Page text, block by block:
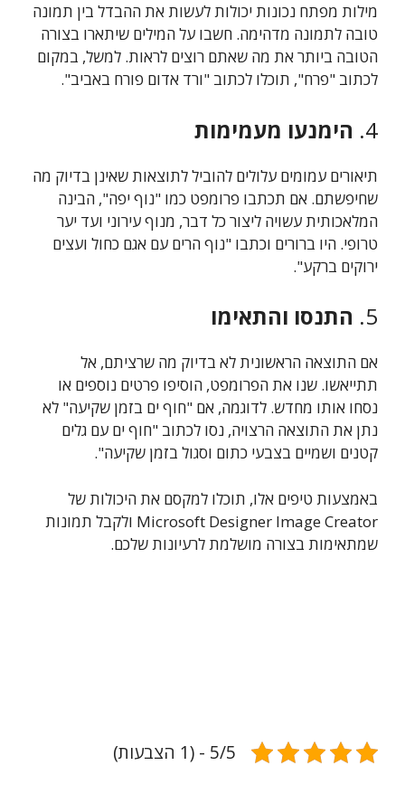
מילות מפתח נכונות יכולות לעשות את ההבדל בין תמונה
טובה לתמונה מדהימה. חשבו על המילים שיתארו בצורה
הטובה ביותר את מה שאתם רוצים לראות. למשל, במקום
לכתוב "פרח", תוכלו לכתוב "ורד אדום פורח באביב".
4. הימנעו מעמימות
תיאורים עמומים עלולים להוביל לתוצאות שאינן בדיוק מה
שחיפשתם. אם תכתבו פרומפט כמו "נוף יפה", הבינה
המלאכותית עשויה ליצור כל דבר, מנוף עירוני ועד יער
טרופי. היו ברורים וכתבו "נוף הרים עם אגם כחול ועצים
ירוקים ברקע".
5. התנסו והתאימו
אם התוצאה הראשונית לא בדיוק מה שרציתם, אל
תתייאשו. שנו את הפרומפט, הוסיפו פרטים נוספים או
נסחו אותו מחדש. לדוגמה, אם "חוף ים בזמן שקיעה" לא
נתן את התוצאה הרצויה, נסו לכתוב "חוף ים עם גלים
קטנים ושמיים בצבעי כתום וסגול בזמן שקיעה".
באמצעות טיפים אלו, תוכלו למקסם את היכולות של
Microsoft Designer Image Creator ולקבל תמונות
שמתאימות בצורה מושלמת לרעיונות שלכם.
5/5 - (1 הצבעות)